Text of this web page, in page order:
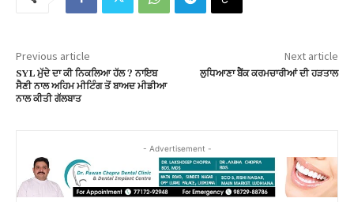
Previous article
SYL ਮੁੱਦੇ ਦਾ ਕੀ ਨਿਕਲਿਆ ਹੱਲ ? ਨਾਇਬ
ਸੈਣੀ ਨਾਲ ਅਹਿਮ ਮੀਟਿੰਗ ਤੋਂ ਬਾਅਦ ਮੀਡੀਆ
ਨਾਲ ਕੀਤੀ ਗੱਲਬਾਤ
Next article
ਲੁਧਿਆਣਾ ਬੈਂਕ ਕਰਮਚਾਰੀਆਂ ਦੀ ਹੜਤਾਲ
- Advertisement -